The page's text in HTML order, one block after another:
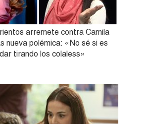
arremete contra Camila
nueva polémica: «No sé si es
tirando los colaless»